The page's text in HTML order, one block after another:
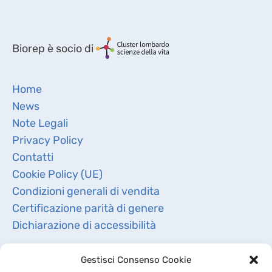
Gestisci Consenso Cookie
Biorep è socio di
Home
News
Note Legali
Privacy Policy
Contatti
Cookie Policy (UE)
Condizioni generali di vendita
Certificazione parità di genere
Dichiarazione di accessibilità